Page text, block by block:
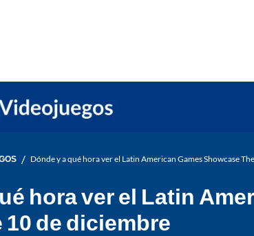
/ Dónde y a qué hora ver el Latin American Games Showcase
hora ver el Latin
de diciembre